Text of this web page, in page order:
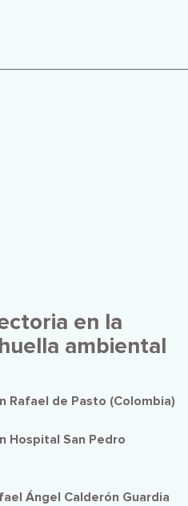
en la
ambiental
Rafael de Pasto (Colombia)
Hospital San Pedro
Ángel Calderón Guardia